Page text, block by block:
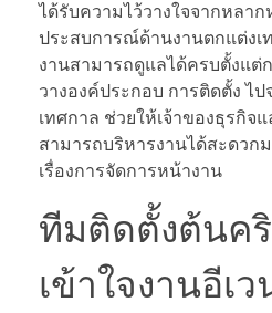
ได้รับความไว้วางใจจากหลา
ประสบการณ์ด้านงานตกแต่งเ
งานสามารถดูแลได้ครบตั้งแต่
วางองค์ประกอบ การติดตั้ง ไ
เทศกาล ช่วยให้เจ้าของธุรกิจ
สามารถบริหารงานได้สะดวก
เรื่องการจัดการหน้างาน
ทีมติดตั้งต้นค
เข้าใจงานอีเ